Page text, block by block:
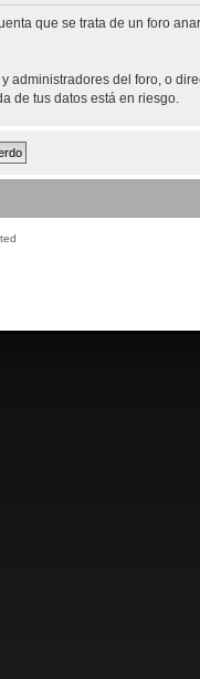
que se trata de un foro
del foro, o
de tus datos está en riesgo.